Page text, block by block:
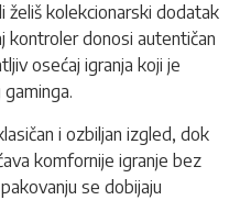
želiš kolekcionarski dodatak
kontroler donosi autentičan
osećaj igranja koji je
i ozbiljan izgled, dok
komfornije igranje bez
se dobijaju